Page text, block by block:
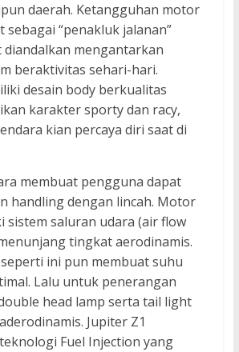
daerah. Ketangguhan motor
sebagai “penakluk jalanan”
diandalkan mengantarkan
beraktivitas sehari-hari.
desain body berkualitas
karakter sporty dan racy,
kian percaya diri saat di
membuat pengguna dapat
handling dengan lincah. Motor
sistem saluran udara (air flow
tingkat aerodinamis.
ini pun membuat suhu
Lalu untuk penerangan
head lamp serta tail light
Jupiter Z1
Fuel Injection yang